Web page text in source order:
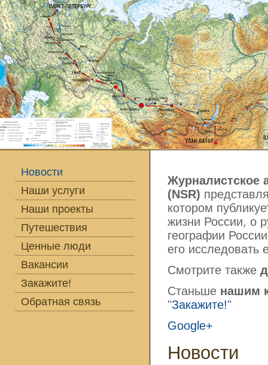
Новости
Наши услуги
Наши проекты
Путешествия
Ценные люди
Вакансии
Закажите!
Обратная связь
Журналистское
(NSR)
котором
жизни России, о
географии
его исследовать
Смотрите также
Станьше нашим
"Закажите!"
Google+
Новости